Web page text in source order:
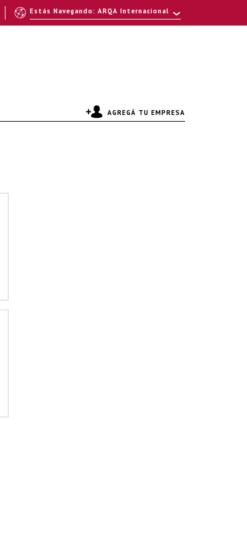
AGREGÁ TU EMPRESA
Estás Navegando: ARQA Internacional